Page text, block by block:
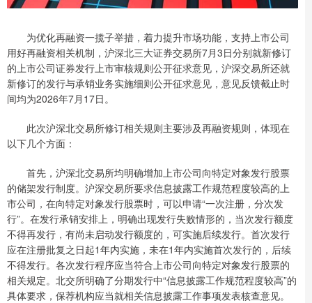
为优化再融资一揽子举措，着力提升市场功能，支持上市公司
用好再融资相关机制，沪深北三大证券交易所7月3日分别就新修订
的上市公司证券发行上市审核规则公开征求意见，沪深交易所还就
新修订的发行与承销业务实施细则公开征求意见，意见反馈截止时
间均为2026年7月17日。
此次沪深北交易所修订相关规则主要涉及再融资规则，体现在
以下几个方面：
首先，沪深北交易所均明确增加上市公司向特定对象发行股票
的储架发行制度。沪深交易所要求信息披露工作规范程度较高的上
市公司，在向特定对象发行股票时，可以申请“一次注册，分次发
行”。在发行承销安排上，明确出现发行失败情形的，当次发行额度
不得再发行，有尚未启动发行额度的，可实施后续发行。首次发行
应在注册批复之日起1年内实施，未在1年内实施首次发行的，后续
不得发行。各次发行程序应当符合上市公司向特定对象发行股票的
相关规定。北交所明确了分期发行中“信息披露工作规范程度较高”的
具体要求，保荐机构应当就相关信息披露工作事项发表核查意见。